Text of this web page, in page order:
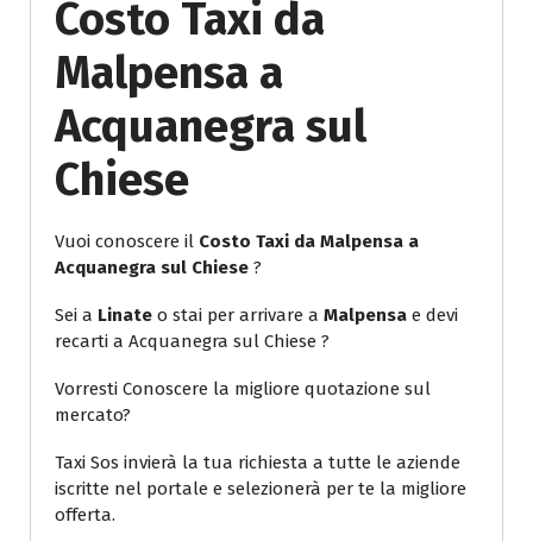
Costo Taxi da
Malpensa a
Acquanegra sul
Chiese
Vuoi conoscere il Costo Taxi da Malpensa a
Acquanegra sul Chiese ?
Sei a Linate o stai per arrivare a Malpensa e devi
recarti a Acquanegra sul Chiese ?
Vorresti Conoscere la migliore quotazione sul
mercato?
Taxi Sos invierà la tua richiesta a tutte le aziende
iscritte nel portale e selezionerà per te la migliore
offerta.